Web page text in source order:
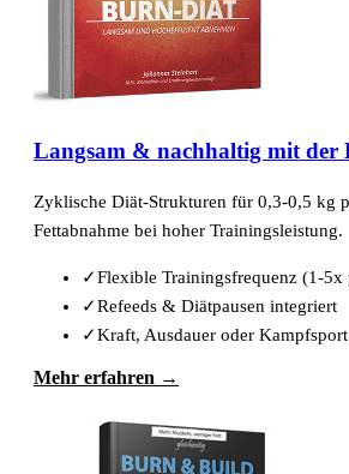
Langsam & nachhaltig mit der
Zyklische Diät-Strukturen für 0,3-0,5 kg
Fettabnahme bei hoher Trainingsleistung.
✓Flexible Trainingsfrequenz (1-5x
✓Refeeds & Diätpausen integriert
✓Kraft, Ausdauer oder
Mehr erfahren →